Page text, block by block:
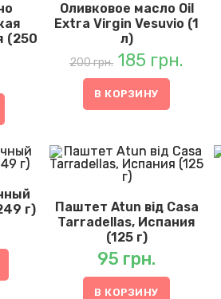
(250
Оливковое масло Oil
Extra Virgin Vesuvio (1
л)
200грн. Первоначальная
цена
составляла
200 грн..
185 грн.
В КОРЗИНУ
г)
Паштет Atun від Casa
Tarradellas, Испания
(125 г)
95 грн.
В КОРЗИНУ